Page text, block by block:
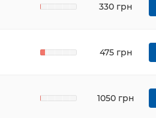
330 грн
475 грн
1050 грн